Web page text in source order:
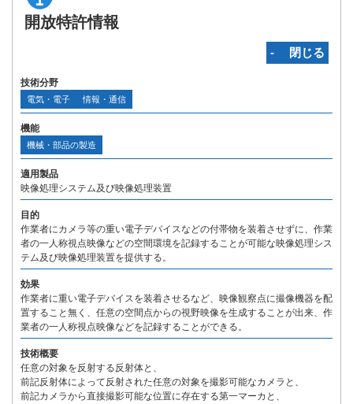
開放特許情報
‐ 閉じる
技術分野
電気・電子 情報・通信
機能
機械・部品の製造
適用製品
映像処理システム及び映像処理装置
目的
作業者にカメラ等の重い電子デバイスなどの付帯物を装着させずに、作業
者の一人称視点映像などの空間環境を記録することが可能な映像処理シス
テム及び映像処理装置を提供する。
効果
作業者に重い電子デバイスを装着させるなど、映像観察点に撮像機器を配
置すること無く、任意の空間点からの視野映像を生成することが出来、作
業者の一人称視点映像などを記録することができる。
技術概要
任意の対象を反射する反射体と、
前記反射体によって反射された任意の対象を撮影可能なカメラと、
前記カメラから直接撮影可能な位置に存在する第一マーカと、